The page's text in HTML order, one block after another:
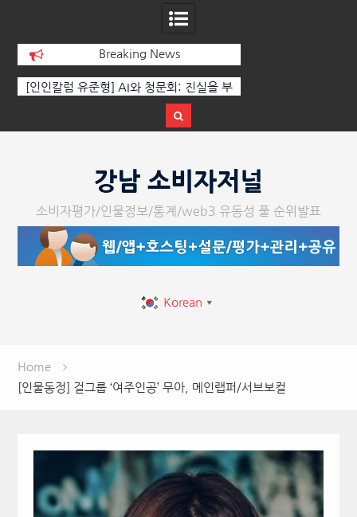
Breaking News
[인인칼럼 유준형] AI와 청문회: 진실을 부
다.
페스티벌’ 성
강남 소비자저널
소비자평가/인물정보/통계/web3 유동성 풀 순위발표
Korean ▼
Home
[인물동정] 걸그룹 ‘여주인공’ 무아, 메인랩퍼/서브보컬